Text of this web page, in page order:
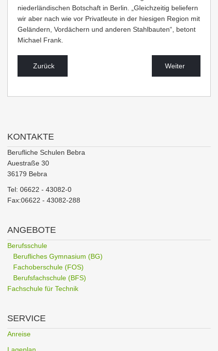
niederländischen Botschaft in Berlin. „Gleichzeitig beliefern
wir aber nach wie vor Privatleute in der hiesigen Region mit
Geländern, Vordächern und anderen Stahlbauten“, betont
Michael Frank.
Zurück Weiter
KONTAKTE
Berufliche Schulen Bebra
Auestraße 30
36179 Bebra
Tel: 06622 - 43082-0
Fax:06622 - 43082-288
ANGEBOTE
Berufsschule
Berufliches Gymnasium (BG)
Fachoberschule (FOS)
Berufsfachschule (BFS)
Fachschule für Technik
SERVICE
Anreise